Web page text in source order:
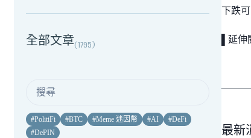
全部文章(1795)
#PolitiFi #BTC #Meme 迷因幣 #AI #DeFi
#DePIN
下跌
▌延伸
最新